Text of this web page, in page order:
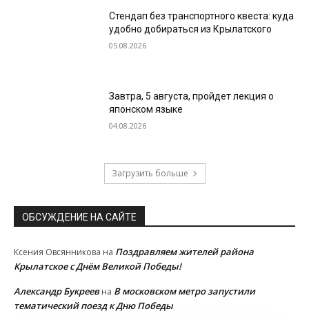
Стендап без транспортного квеста: куда
удобно добираться из Крылатского
05.08.2026
Завтра, 5 августа, пройдет лекция о
японском языке
04.08.2026
Загрузить больше
ОБСУЖДЕНИЕ НА САЙТЕ
Ксения Овсянникова на Поздравляем жителей района
Крылатское с Днём Великой Победы!
Александр Букреевна В московском метро запустили
тематический поезд к Дню Победы